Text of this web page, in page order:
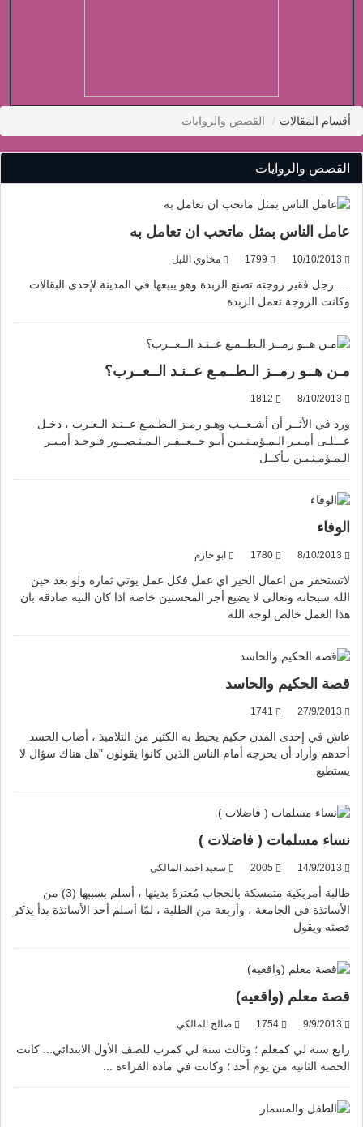
أقسام المقالات القصص والروايات
القصص والروايات
عامل الناس بمثل ماتحب ان تعامل به
مخاوي الليل
.... رجل فقير زوجته تصنع الزبدة وهو يبيعها في المدينة لإحدى البقالات
وكانت الزوجة تعمل الزبدة
مـن هــو رمــز الـطــمـع عــنـد الــعــرب؟
ورد في الأثــر أن أشـعــب وهـو رمـز الـطـمـع عــنـد الـعـرب ، دخـل
عـــلـى أمـيـر الـمـؤمـنـيـن أبـو جــعــفـر الـمـنـصــور فـوجـد أمـيـر
الـمـؤمـنـيـن يـأكــل
الوفاء
ابو حازم
لاتستحقر من اعمال الخير اي عمل فكل عمل يوتي ثماره ولو بعد حين
الله سبحانه وتعالى لا يضيع أجر المحسنين خاصة اذا كان النيه صادقه بان
هذا العمل خالص لوجه الله
قصة الحكيم والحاسد
عاش في إحدى المدن حكيم يحيط به الكثير من التلاميذ ، أصاب الحسد
أحدهم وأراد أن يحرجه أمام الناس الذين كانوا يقولون "هل هناك سؤال لا
يستطيع
نساء مسلمات ( فاضلات )
سعيد احمد المالكي
طالبة أمريكية متمسكة بالحجاب مُعتزةً بدينها ، أسلم بسببها (3) من
الأساتذة في الجامعة ، وأربعة من الطلبة ، لمّا أسلم أحد الأساتذة بدأ يذكر
قصته ويقول
قصة معلم (واقعيه)
صالح المالكي
رابع سنة لي كمعلم ؛ وثالث سنة لي كمرب للصف الأول الابتدائي... كانت
الحصة الثانية من يوم أحد ؛ وكانت في مادة القراءة ...